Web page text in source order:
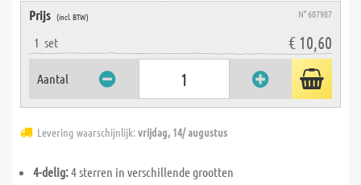
Prijs (incl. BTW) N° 607987
1 set € 10,60
Aantal
Levering waarschijnlijk:vrijdag, 14/ augustus
4-delig:4 sterren in verschillende grootten